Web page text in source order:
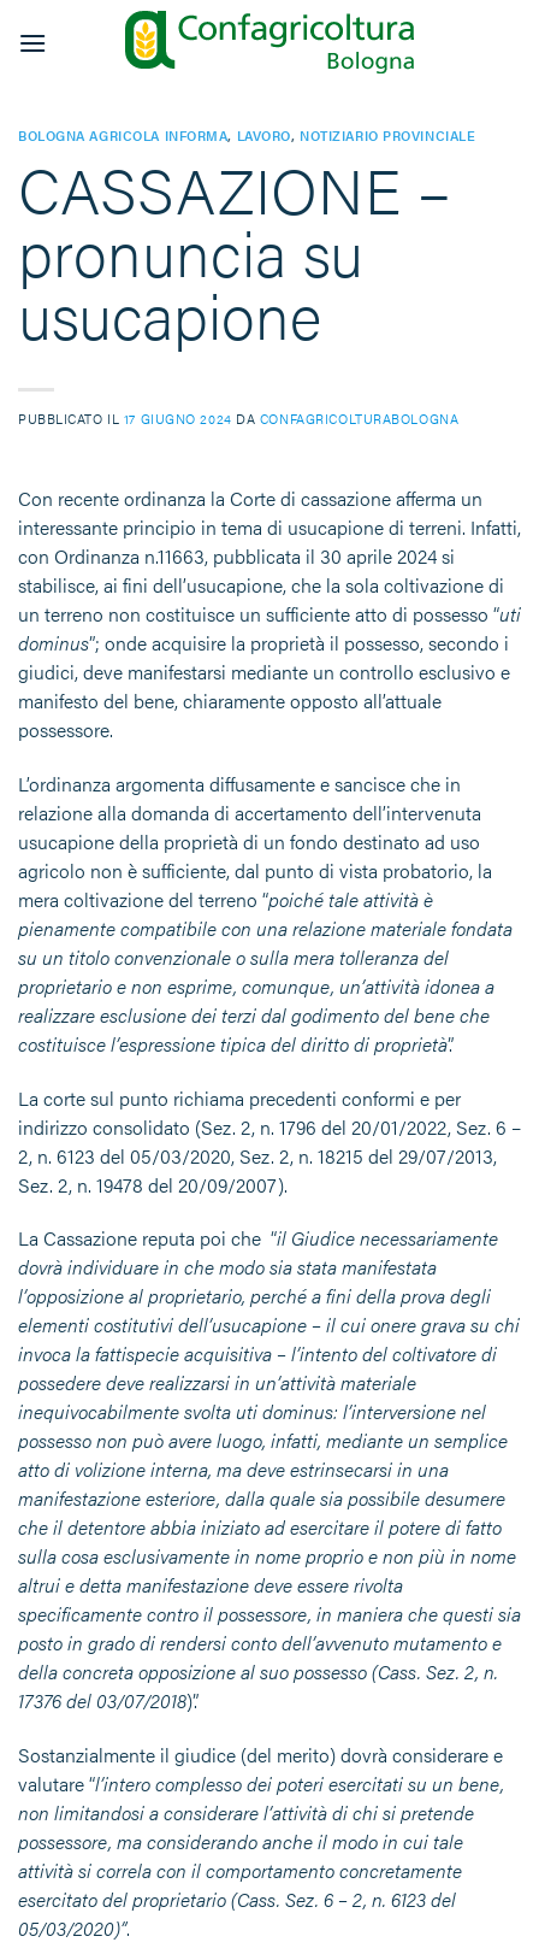
BOLOGNA AGRICOLA INFORMA, LAVORO, NOTIZIARIO PROVINCIALE
CASSAZIONE –
pronuncia su
usucapione
PUBBLICATO IL 17 GIUGNO 2024 DA CONFAGRICOLTURABOLOGNA
Con recente ordinanza la Corte di cassazione afferma un
interessante principio in tema di usucapione di terreni. Infatti,
con Ordinanza n.11663, pubblicata il 30 aprile 2024 si
stabilisce, ai fini dell’usucapione, che la sola coltivazione di
un terreno non costituisce un sufficiente atto di possesso “uti
dominus”; onde acquisire la proprietà il possesso, secondo i
giudici, deve manifestarsi mediante un controllo esclusivo e
manifesto del bene, chiaramente opposto all’attuale
possessore.
L’ordinanza argomenta diffusamente e sancisce che in
relazione alla domanda di accertamento dell’intervenuta
usucapione della proprietà di un fondo destinato ad uso
agricolo non è sufficiente, dal punto di vista probatorio, la
mera coltivazione del terreno “poiché tale attività è
pienamente compatibile con una relazione materiale fondata
su un titolo convenzionale o sulla mera tolleranza del
proprietario e non esprime, comunque, un’attività idonea a
realizzare esclusione dei terzi dal godimento del bene che
costituisce l’espressione tipica del diritto di proprietà”.
La corte sul punto richiama precedenti conformi e per
indirizzo consolidato (Sez. 2, n. 1796 del 20/01/2022, Sez. 6 –
2, n. 6123 del 05/03/2020, Sez. 2, n. 18215 del 29/07/2013,
Sez. 2, n. 19478 del 20/09/2007).
La Cassazione reputa poi che “il Giudice necessariamente
dovrà individuare in che modo sia stata manifestata
l’opposizione al proprietario, perché a fini della prova degli
elementi costitutivi dell’usucapione – il cui onere grava su chi
invoca la fattispecie acquisitiva – l’intento del coltivatore di
possedere deve realizzarsi in un’attività materiale
inequivocabilmente svolta uti dominus: l’interversione nel
possesso non può avere luogo, infatti, mediante un semplice
atto di volizione interna, ma deve estrinsecarsi in una
manifestazione esteriore, dalla quale sia possibile desumere
che il detentore abbia iniziato ad esercitare il potere di fatto
sulla cosa esclusivamente in nome proprio e non più in nome
altrui e detta manifestazione deve essere rivolta
specificamente contro il possessore, in maniera che questi sia
posto in grado di rendersi conto dell’avvenuto mutamento e
della concreta opposizione al suo possesso (Cass. Sez. 2, n.
17376 del 03/07/2018)”.
Sostanzialmente il giudice (del merito) dovrà considerare e
valutare “l’intero complesso dei poteri esercitati su un bene,
non limitandosi a considerare l’attività di chi si pretende
possessore, ma considerando anche il modo in cui tale
attività si correla con il comportamento concretamente
esercitato del proprietario (Cass. Sez. 6 – 2, n. 6123 del
05/03/2020)”.